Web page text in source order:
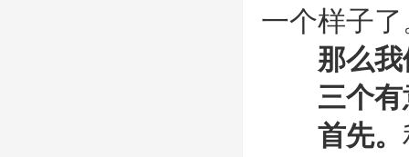
一个样子了
那么
三个
首先。